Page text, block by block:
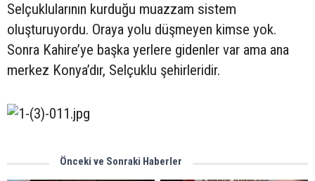
Selçuklularının kurduğu muazzam sistem
oluşturuyordu. Oraya yolu düşmeyen kimse yok.
Sonra Kahire’ye başka yerlere gidenler var ama ana
merkez Konya’dır, Selçuklu şehirleridir.
Önceki ve Sonraki Haberler